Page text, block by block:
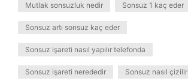
Mutlak sonsuzluk nedir Sonsuz 1 kaç eder
Sonsuz artı sonsuz kaç eder
Sonsuz işareti nasıl yapılır telefonda
Sonsuz işareti nerededir Sonsuz nasıl çizilir